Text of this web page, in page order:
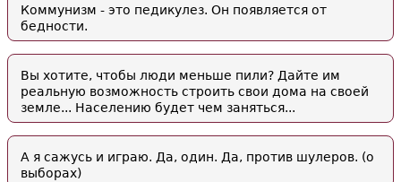
Коммунизм - это педикулез. Он появляется от
бедности.
Вы хотите, чтобы люди меньше пили? Дайте им
реальную возможность строить свои дома на своей
земле... Населению будет чем заняться...
А я сажусь и играю. Да, один. Да, против шулеров. (о
выборах)